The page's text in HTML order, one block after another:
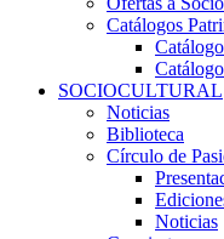
Catálogos
SOCIOCULTURAL
Noticias
Biblioteca
Círculo de
Noticias